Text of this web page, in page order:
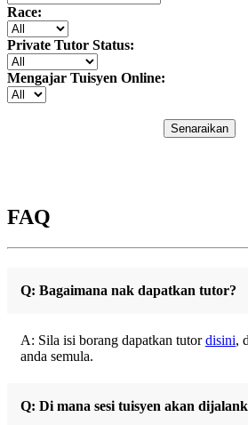
Race:
Private Tutor Status:
Mengajar Tuisyen Online:
Senaraikan
FAQ
Q: Bagaimana nak dapatkan tutor?
A: Sila isi borang dapatkan tutordisini,
anda semula.
Q: Di mana sesi tuisyen akan